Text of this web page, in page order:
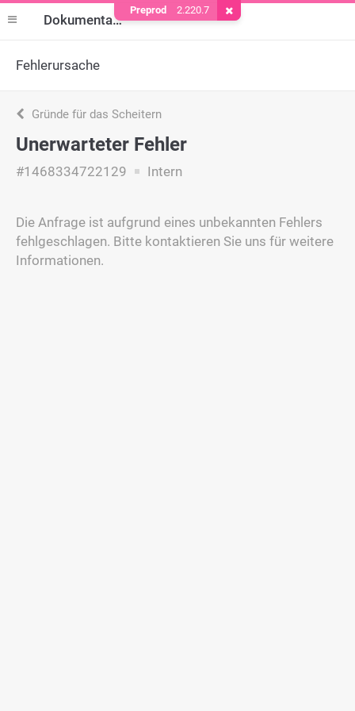
Dokumentation
Fehlerursache
Gründe für das Scheitern
Unerwarteter Fehler
#1468334722129 Intern
Die Anfrage ist aufgrund eines unbekannten Fehlers
fehlgeschlagen. Bitte kontaktieren Sie uns für weitere
Informationen.
Preprod 2.220.7 Cookie entfernen